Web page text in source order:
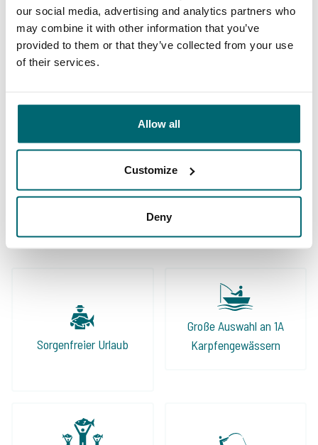
our social media, advertising and analytics partners who
may combine it with other information that you’ve
provided to them or that they’ve collected from your use
of their services.
Allow all
Customize
Deny
Von unseren Kunden
Ich kann mit Sicherheit sagen, dass mir Bas,
Mark & Jeroen bei mittlerweile mehr als 30
höflich und schnell geholfen haben. Jede
Specialist eine zuverlässige und
wieder gerne buche.
9/10 Dimtri Kessler
Sorgenfreier Urlaub
Große Auswahl an 1A
Karpfengewässern